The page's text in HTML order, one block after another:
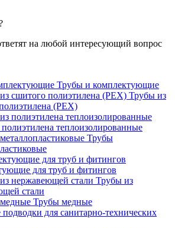
на любой интересующий вопрос
Трубы и комплектующие
Трубы из
(PEX)
теплоизолированные
Трубы
для труб и фитингов
Трубы из
стали
Трубы медные